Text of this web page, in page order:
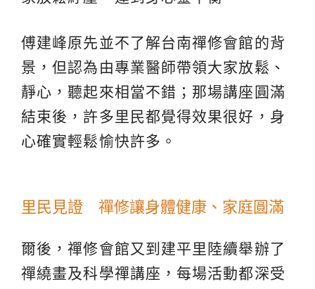
傅建峰原先並不了解台南禪修會館的背
景，但認為由專業醫師帶領大家放鬆、
靜心，聽起來相當不錯；那場講座圓滿
結束後，許多里民都覺得效果很好，身
心確實輕鬆愉快許多。
里民見證 禪修讓身體健康、家庭圓滿
爾後，禪修會館又到建平里陸續舉辦了
禪繞畫及科學禪講座，每場活動都深受